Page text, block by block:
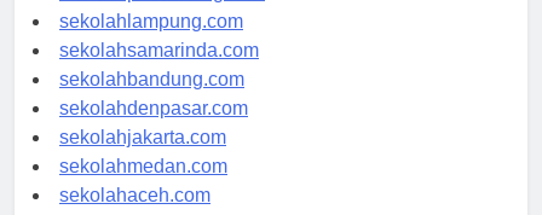
sekolahpalembang.com
sekolahlampung.com
sekolahsamarinda.com
sekolahbandung.com
sekolahdenpasar.com
sekolahjakarta.com
sekolahmedan.com